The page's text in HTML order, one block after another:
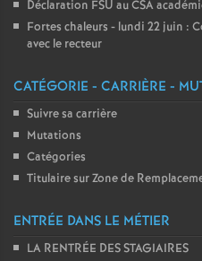
Déclaration FSU au CSA
Fortes chaleurs - lundi 22 juin :
avec le recteur
CATÉGORIE - CARRIÈRE -
Suivre sa carrière
Mutations
Catégories
Titulaire sur Zone de
ENTRÉE DANS LE MÉTIER
LA RENTRÉE DES STAGIAIRES